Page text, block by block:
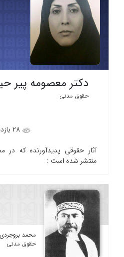
دکتر معصومه پیر
حقوق مدنی
آثار حقوقی پدیدآورنده که
منتشر شده است :
محمد
حقوق مدنی